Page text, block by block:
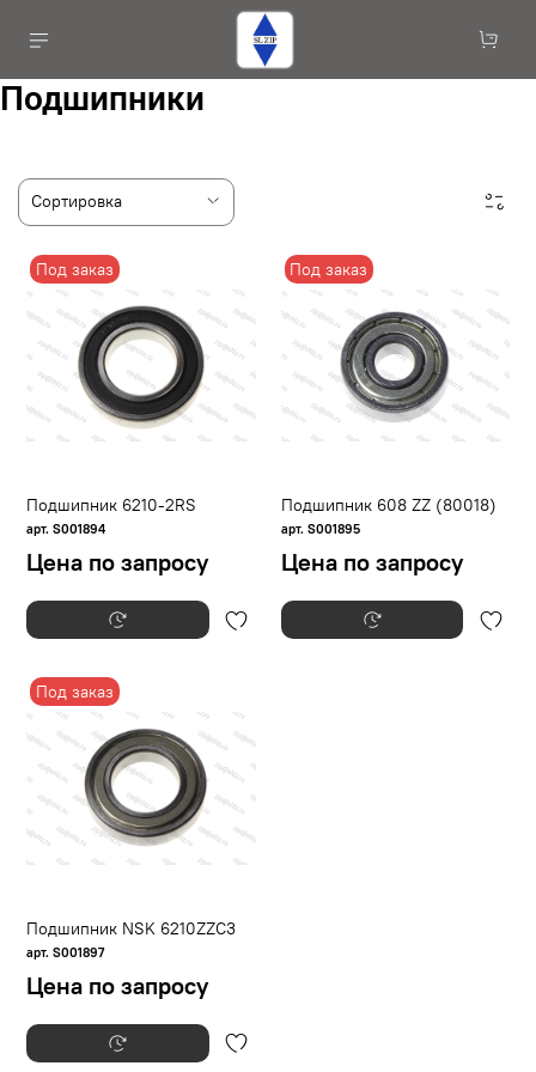
Подшипники
Под заказ
Подшипник 6210-2RS
арт. S001894
Цена по запросу
Под заказ
Подшипник 608 ZZ (80018)
арт. S001895
Цена по запросу
Под заказ
Подшипник NSK 6210ZZC3
арт. S001897
Цена по запросу